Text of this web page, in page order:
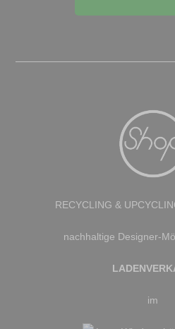
RECYCLING &
nachhaltige Designer-
im